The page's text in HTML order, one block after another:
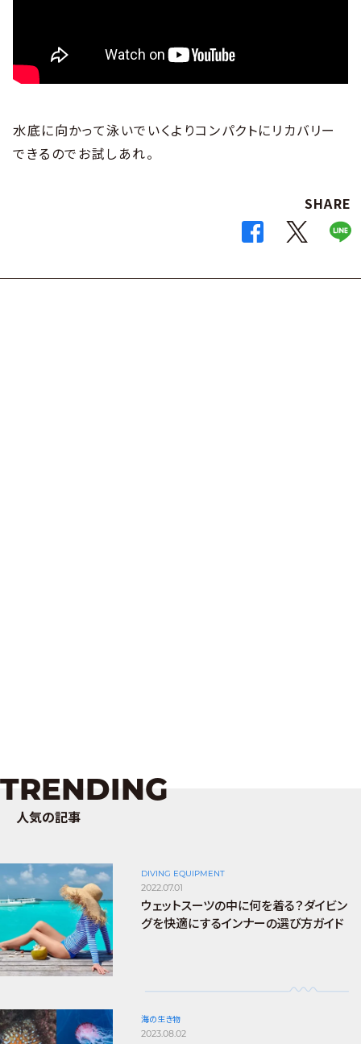
水底に向かって泳いでいくよりコンパクトにリカバリー
できるのでお試しあれ。
SHARE
TRENDING
人気の記事
DIVING EQUIPMENT
2022.07.01
ウェットスーツの中に何を着る？ダイビン
グを快適にするインナーの選び方ガイド
海の生き物
2023.08.02